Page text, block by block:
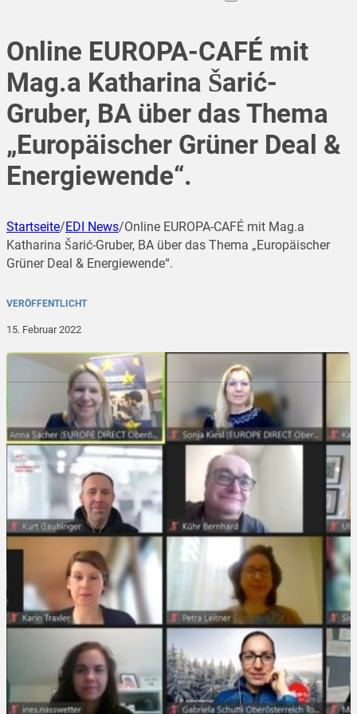
Online EUROPA-CAFÉ mit
Mag.a Katharina Šarić-
Gruber, BA über das Thema
„Europäischer Grüner Deal &
Energiewende“.
Startseite/EDI News/Online EUROPA-CAFÉ mit Mag.a
Katharina Šarić-Gruber, BA über das Thema „Europäischer
Grüner Deal & Energiewende“.
VERÖFFENTLICHT
15. Februar 2022